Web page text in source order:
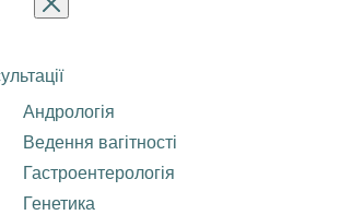
Андрологія
Ведення вагітності
Гастроентерологія
Генетика